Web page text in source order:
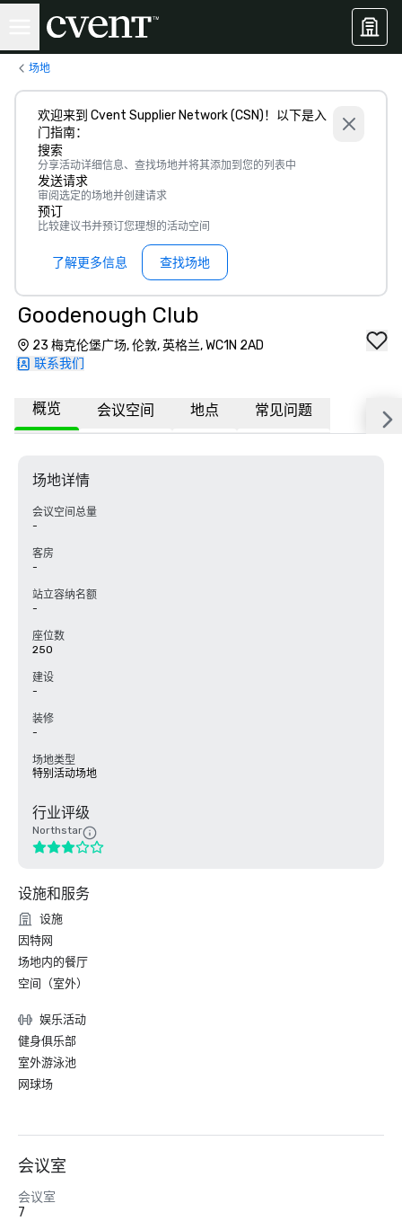
场地
欢迎来到 Cvent Supplier Network (CSN)！以下是入
门指南：
搜索
分享活动详细信息、查找场地并将其添加到您的列表中
发送请求
审阅选定的场地并创建请求
预订
比较建议书并预订您理想的活动空间
了解更多信息 查找场地
Goodenough Club
23 梅克伦堡广场, 伦敦, 英格兰, WC1N 2AD
联系我们
概览 会议空间 地点 常见问题
场地详情
会议空间总量
-
客房
-
站立容纳名额
-
座位数
250
建设
-
装修
-
场地类型
特别活动场地
行业评级
Northstar
设施和服务
设施
因特网
场地内的餐厅
空间（室外）
娱乐活动
健身俱乐部
室外游泳池
网球场
会议室
会议室
7